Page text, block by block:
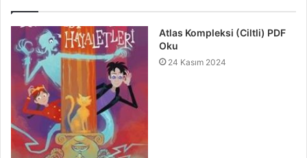
Atlas Kompleksi (Ciltli) PDF
Oku
24 Kasım 2024